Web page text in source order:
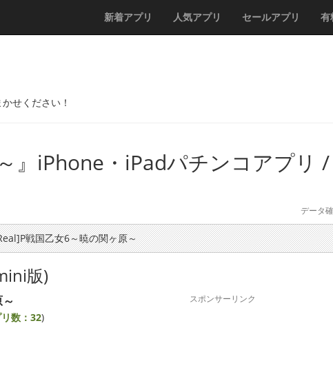
新着アプリ 人気アプリ セールアプリ 有
せください！
』iPhone・iPadパチンコアプリ /
データ
戦国乙女6～暁の関ヶ原～
版)
数：32)
スポンサーリンク